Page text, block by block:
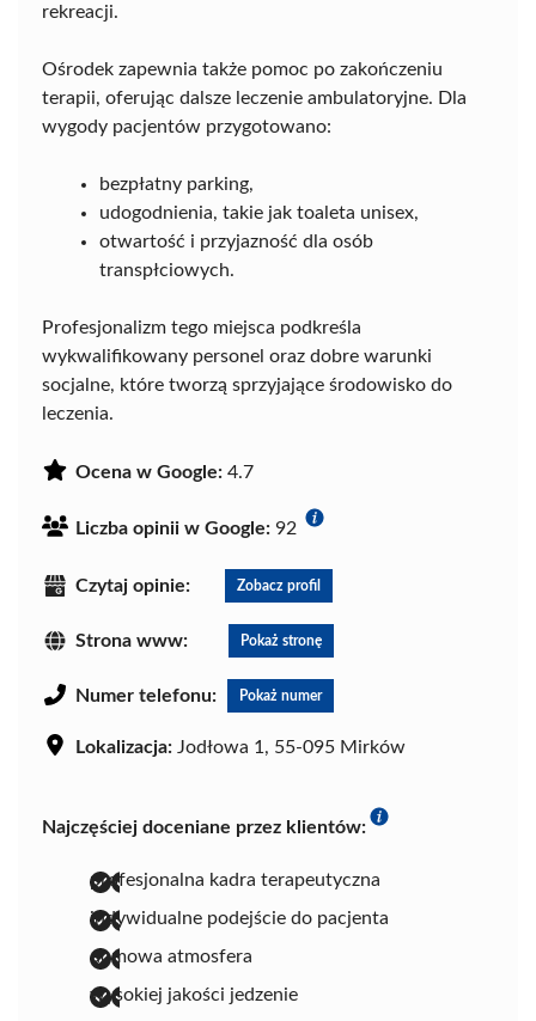
rekreacji.
Ośrodek zapewnia także pomoc po zakończeniu
terapii, oferując dalsze leczenie ambulatoryjne. Dla
wygody pacjentów przygotowano:
bezpłatny parking,
udogodnienia, takie jak toaleta unisex,
otwartość i przyjazność dla osób
transpłciowych.
Profesjonalizm tego miejsca podkreśla
wykwalifikowany personel oraz dobre warunki
socjalne, które tworzą sprzyjające środowisko do
leczenia.
Ocena w Google: 4.7
Liczba opinii w Google: 92
Czytaj opinie: Zobacz profil
Strona www: Pokaż stronę
Numer telefonu: Pokaż numer
Lokalizacja: Jodłowa 1, 55-095 Mirków
Najczęściej doceniane przez klientów:
profesjonalna kadra terapeutyczna
indywidualne podejście do pacjenta
domowa atmosfera
wysokiej jakości jedzenie